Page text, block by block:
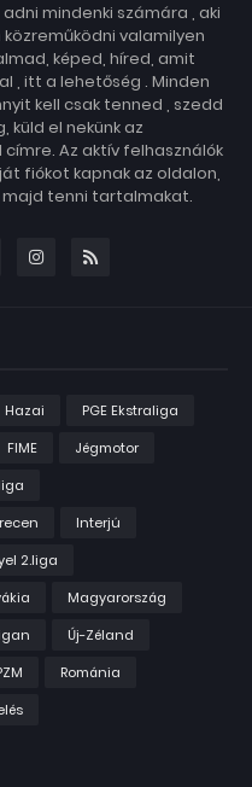
mindenki számára , aki
valamilyen
képed, híred, amit
, itt a lehetőség . Minden
kell csak tenned , szedd
küld el nekünk az
Az aktív felhasználók
fiókot kapnak az oldalon,
majd tenni tartalmakat.
Hazai
PGE Ekstraliga
FIME
Jégmotor
Interjú
2.liga
Magyarország
Új-Zéland
Románia